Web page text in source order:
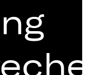
der
ihre Werke